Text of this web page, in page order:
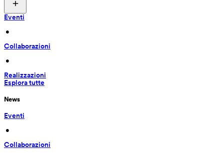
Eventi
•
Collaborazioni
•
Realizzazioni
Esplora tutte
News
Eventi
•
Collaborazioni